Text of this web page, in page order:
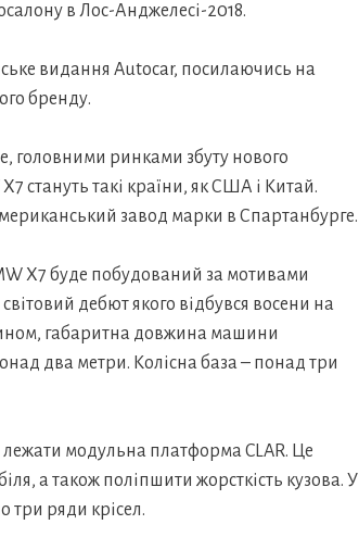
в Лос-Анджелесі-2018.
видання Autocar, посилаючись на
бренду.
головними ринками збуту нового
стануть такі країни, як США і Китай.
завод марки в Спартанбурге.
X7 буде побудований за мотивами
дебют якого відбувся восени на
габаритна довжина машини
два метри. Колісна база – понад три
модульна платформа CLAR. Це
а також поліпшити жорсткість кузова. У
​​три ряди крісел.